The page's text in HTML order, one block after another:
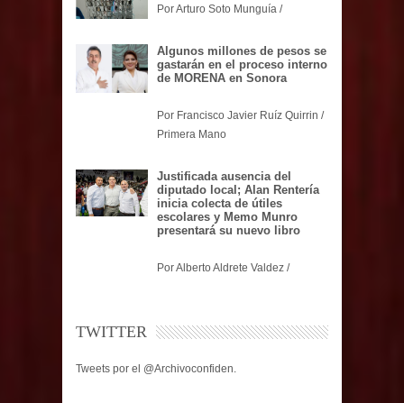
Por Arturo Soto Munguía /
Algunos millones de pesos se
gastarán en el proceso interno
de MORENA en Sonora
Por Francisco Javier Ruíz Quirrin /
Primera Mano
Justificada ausencia del
diputado local; Alan Rentería
inicia colecta de útiles
escolares y Memo Munro
presentará su nuevo libro
Por Alberto Aldrete Valdez /
TWITTER
Tweets por el @Archivoconfiden.